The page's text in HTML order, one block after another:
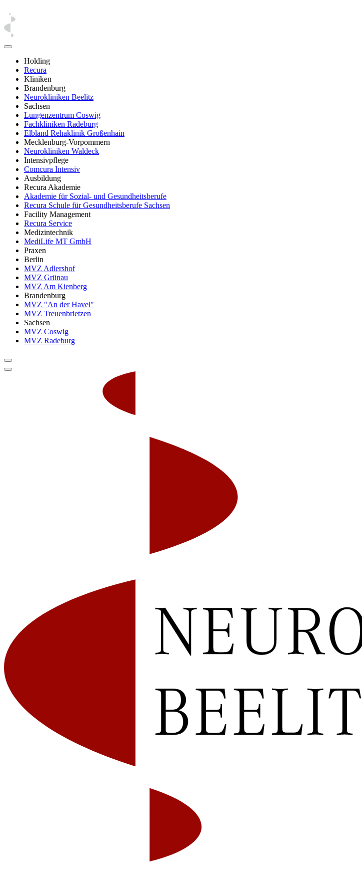
Holding
Recura
Kliniken
Brandenburg
Neurokliniken Beelitz
Sachsen
Lungenzentrum Coswig
Fachkliniken Radeburg
Elbland Rehaklinik Großenhain
Mecklenburg-Vorpommern
Neurokliniken Waldeck
Intensivpflege
Comcura Intensiv
Ausbildung
Recura Akademie
Akademie für Sozial- und Gesundheitsberufe
Recura Schule für Gesundheitsberufe Sachsen
Facility Management
Recura Service
Medizintechnik
MediLife MT GmbH
Praxen
Berlin
MVZ Adlershof
MVZ Grünau
MVZ Am Kienberg
Brandenburg
MVZ "An der Havel"
MVZ Treuenbrietzen
Sachsen
MVZ Coswig
MVZ Radeburg